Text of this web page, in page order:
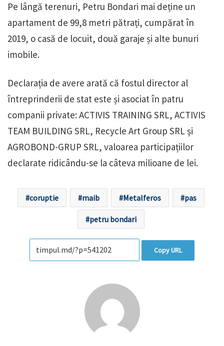
Pe lângă terenuri, Petru Bondari mai deține un
apartament de 99,8 metri pătrați, cumpărat în
2019, o casă de locuit, două garaje și alte bunuri
imobile.
Declarația de avere arată că fostul director al
întreprinderii de stat este și asociat în patru
companii private: ACTIVIS TRAINING SRL, ACTIVIS
TEAM BUILDING SRL, Recycle Art Group SRL și
AGROBOND-GRUP SRL, valoarea participațiilor
declarate ridicându-se la câteva milioane de lei.
coruptie maib Metalferos pas
petru bondari
Copy URL